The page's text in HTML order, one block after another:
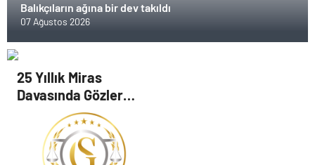
Balıkçıların ağına bir dev takıldı
07 Ağustos 2026
25 Yıllık Miras
Davasında Gözler
Temmuz Ayındaki
Karar Duruşmasına
Çevrildi